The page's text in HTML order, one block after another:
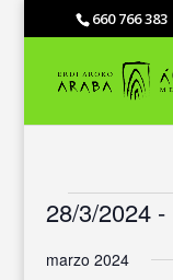
660 766 383
EVENTOS
28/3/2024 -
la
marzo 2024